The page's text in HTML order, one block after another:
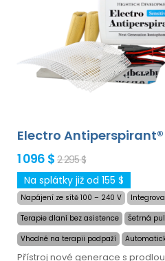
Electro Antiperspirant®
1 096 $ 2 295 $
Na splátky již od 155 $
Napájení ze sítě 100 – 240 V
Terapie dlaní bez asistence
Šetrná
Vhodné na terapii podpaží
Přístroj nové generace s